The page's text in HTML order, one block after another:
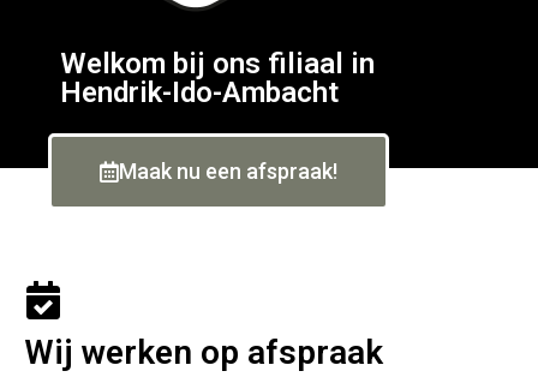
Welkom bij ons filiaal in
Hendrik-Ido-Ambacht
Maak nu een afspraak!
Wij werken op afspraak